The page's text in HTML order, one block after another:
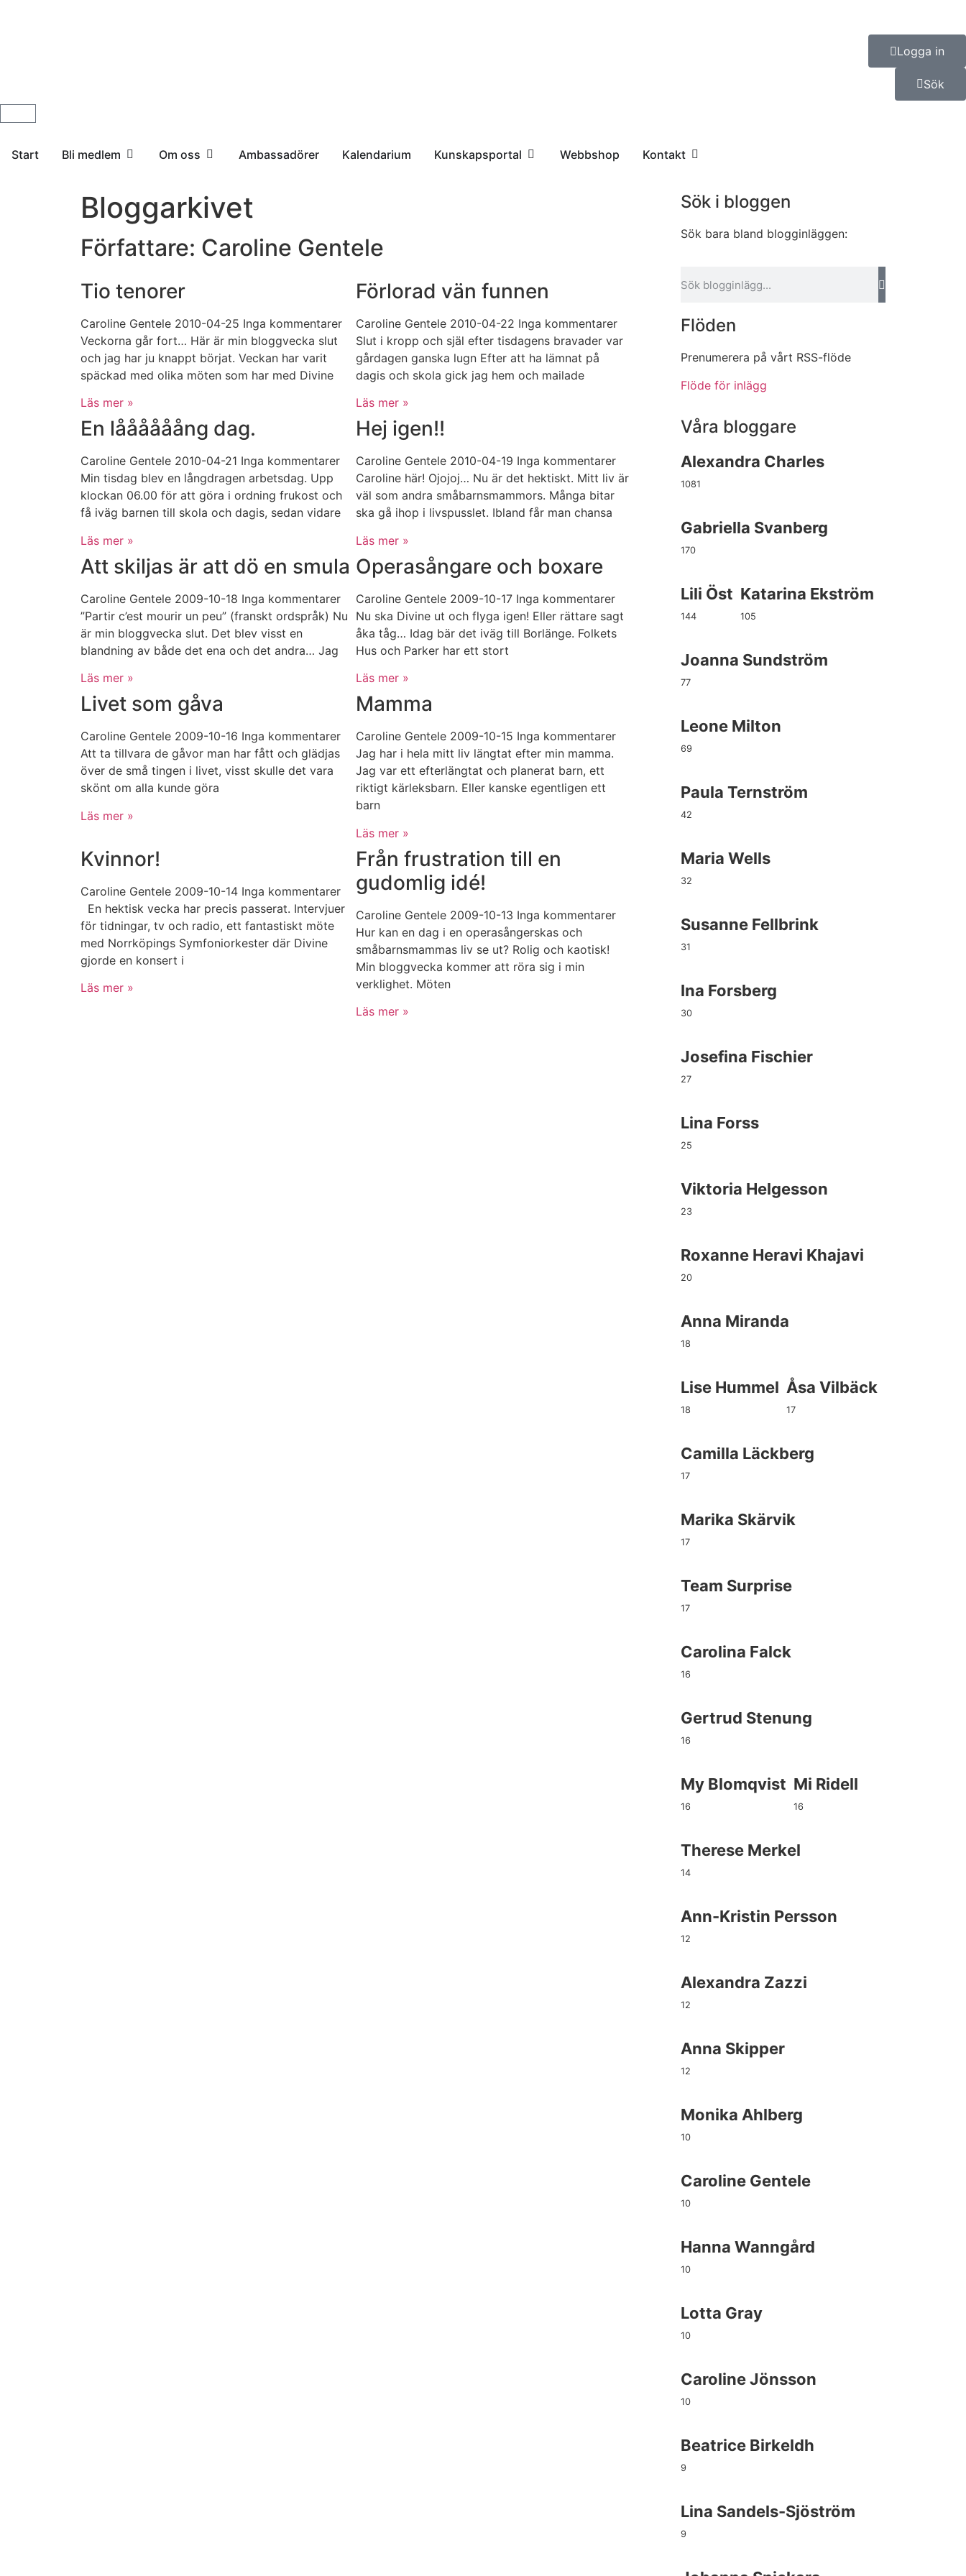
Logga in
Sök
Start Bli medlem Om oss Ambassadörer Kalendarium Kunskapsportal Webbshop Kontakt
Bloggarkivet
Författare: Caroline Gentele
Tio tenorer
Caroline Gentele 2010-04-25 Inga kommentarer
Veckorna går fort… Här är min bloggvecka slut
och jag har ju knappt börjat. Veckan har varit
späckad med olika möten som har med Divine
Läs mer »
Förlorad vän funnen
Caroline Gentele 2010-04-22 Inga kommentarer
Slut i kropp och själ efter tisdagens bravader var
gårdagen ganska lugn Efter att ha lämnat på
dagis och skola gick jag hem och mailade
Läs mer »
En låååååång dag.
Caroline Gentele 2010-04-21 Inga kommentarer
Min tisdag blev en långdragen arbetsdag. Upp
klockan 06.00 för att göra i ordning frukost och
få iväg barnen till skola och dagis, sedan vidare
Läs mer »
Hej igen!!
Caroline Gentele 2010-04-19 Inga kommentarer
Caroline här! Ojojoj… Nu är det hektiskt. Mitt liv är
väl som andra småbarnsmammors. Många bitar
ska gå ihop i livspusslet. Ibland får man chansa
Läs mer »
Att skiljas är att dö en smula
Caroline Gentele 2009-10-18 Inga kommentarer
”Partir c’est mourir un peu” (franskt ordspråk) Nu
är min bloggvecka slut. Det blev visst en
blandning av både det ena och det andra… Jag
Läs mer »
Operasångare och boxare
Caroline Gentele 2009-10-17 Inga kommentarer
Nu ska Divine ut och flyga igen! Eller rättare sagt
åka tåg… Idag bär det iväg till Borlänge. Folkets
Hus och Parker har ett stort
Läs mer »
Livet som gåva
Caroline Gentele 2009-10-16 Inga kommentarer
Att ta tillvara de gåvor man har fått och glädjas
över de små tingen i livet, visst skulle det vara
skönt om alla kunde göra
Läs mer »
Mamma
Caroline Gentele 2009-10-15 Inga kommentarer
Jag har i hela mitt liv längtat efter min mamma.
Jag var ett efterlängtat och planerat barn, ett
riktigt kärleksbarn. Eller kanske egentligen ett
barn
Läs mer »
Kvinnor!
Caroline Gentele 2009-10-14 Inga kommentarer
En hektisk vecka har precis passerat. Intervjuer
för tidningar, tv och radio, ett fantastiskt möte
med Norrköpings Symfoniorkester där Divine
gjorde en konsert i
Läs mer »
Från frustration till en
gudomlig idé!
Caroline Gentele 2009-10-13 Inga kommentarer
Hur kan en dag i en operasångerskas och
småbarnsmammas liv se ut? Rolig och kaotisk!
Min bloggvecka kommer att röra sig i min
verklighet. Möten
Läs mer »
Sök i bloggen
Sök bara bland blogginläggen:
Flöden
Prenumerera på vårt RSS-flöde
Flöde för inlägg
Våra bloggare
Alexandra Charles
1081
Gabriella Svanberg
170
Lili Öst
144
Katarina Ekström
105
Joanna Sundström
77
Leone Milton
69
Paula Ternström
42
Maria Wells
32
Susanne Fellbrink
31
Ina Forsberg
30
Josefina Fischier
27
Lina Forss
25
Viktoria Helgesson
23
Roxanne Heravi Khajavi
20
Anna Miranda
18
Lise Hummel
18
Åsa Vilbäck
17
Camilla Läckberg
17
Marika Skärvik
17
Team Surprise
17
Carolina Falck
16
Gertrud Stenung
16
My Blomqvist
16
Mi Ridell
16
Therese Merkel
14
Ann-Kristin Persson
12
Alexandra Zazzi
12
Anna Skipper
12
Monika Ahlberg
10
Caroline Gentele
10
Hanna Wanngård
10
Lotta Gray
10
Caroline Jönsson
10
Beatrice Birkeldh
9
Lina Sandels-Sjöström
9